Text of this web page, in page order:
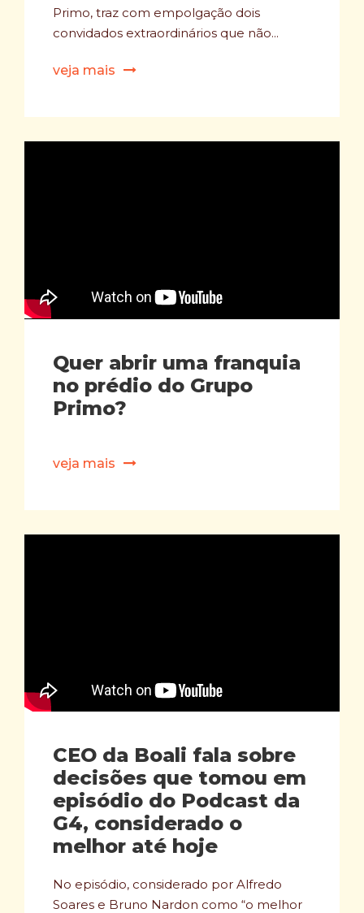
Primo, traz com empolgação dois
convidados extraordinários que não...
veja mais
Quer abrir uma franquia
no prédio do Grupo
Primo?
veja mais
CEO da Boali fala sobre
decisões que tomou em
episódio do Podcast da
G4, considerado o
melhor até hoje
No episódio, considerado por Alfredo
Soares e Bruno Nardon como “o melhor